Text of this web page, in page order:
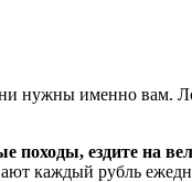
нужны именно вам.
походы, ездите на
каждый рубль